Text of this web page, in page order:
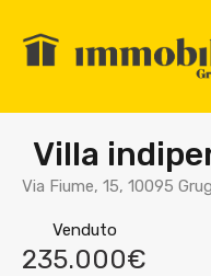
Villa
Via Fiume, 15, 10095
Venduto
235.000€